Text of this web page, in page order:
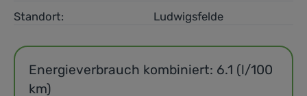
Standort:
Ludwigsfelde
Energieverbrauch kombiniert: 6.1 (l/100
km)